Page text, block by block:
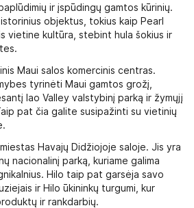
ir įspūdingų gamtos kūrinių.
objektus, tokius kaip Pearl
vietine kultūra, stebint hula šokius ir
Maui salos komercinis centras.
tyrinėti Maui gamtos grožį,
Iao Valley valstybinį parką ir žymųjį
pat čia galite susipažinti su vietinių
Havajų Didžiojoje saloje. Jis yra
nacionalinį parką, kuriame galima
Hilo taip pat garsėja savo
ir Hilo ūkininkų turgumi, kur
ir rankdarbių.